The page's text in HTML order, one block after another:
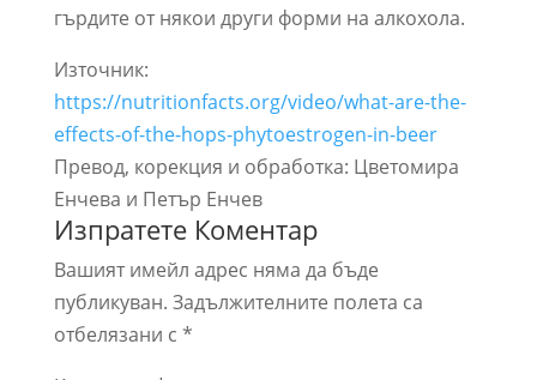
гърдите от някои други форми на алкохола.
Източник:
https://nutritionfacts.org/video/what-are-the-
effects-of-the-hops-phytoestrogen-in-beer
Превод, корекция и обработка: Цветомира
Енчева и Петър Енчев
Изпратете Коментар
Вашият имейл адрес няма да бъде
публикуван. Задължителните полета са
отбелязани с *